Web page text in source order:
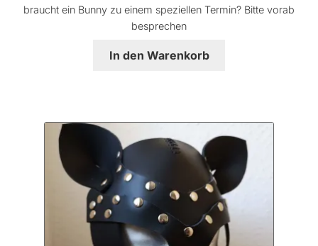
braucht ein Bunny zu einem speziellen Termin? Bitte vorab
besprechen
In den Warenkorb